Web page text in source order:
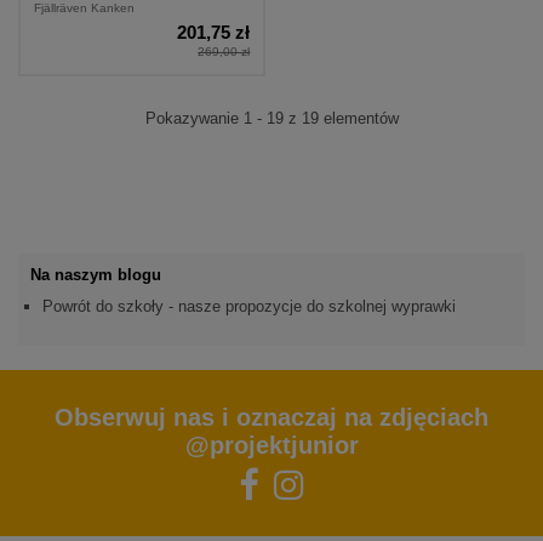
Fjällräven Kanken
201,75 zł
269,00 zł
Pokazywanie 1 - 19 z 19 elementów
Na naszym blogu
Powrót do szkoły - nasze propozycje do szkolnej wyprawki
Obserwuj nas i oznaczaj na zdjęciach
@projektjunior